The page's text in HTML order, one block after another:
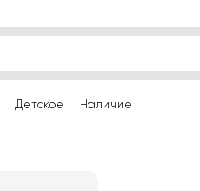
Детское Наличие